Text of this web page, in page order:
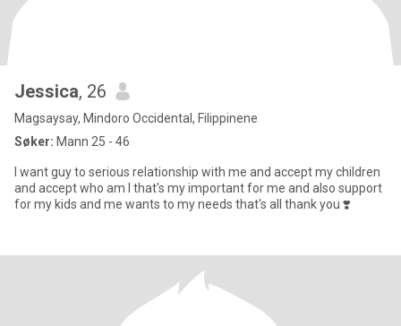
Jessica, 26
Magsaysay, Mindoro Occidental, Filippinene
Søker: Mann 25 - 46
I want guy to serious relationship with me and accept my children
and accept who am I that's my important for me and also support
for my kids and me wants to my needs that's all thank you ❣️